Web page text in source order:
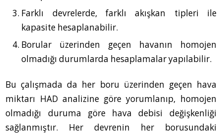
Farklı devrelerde, farklı akışkan tipleri ile
kapasite hesaplanabilir.
Borular üzerinden geçen havanın homojen
olmadığı durumlarda hesaplamalar yapılabilir.
Bu çalışmada da her boru üzerinden geçen hava
miktarı HAD analizine göre yorumlanıp, homojen
olmadığı duruma göre hava debisi değişkenliği
sağlanmıştır. Her devrenin her borusundaki